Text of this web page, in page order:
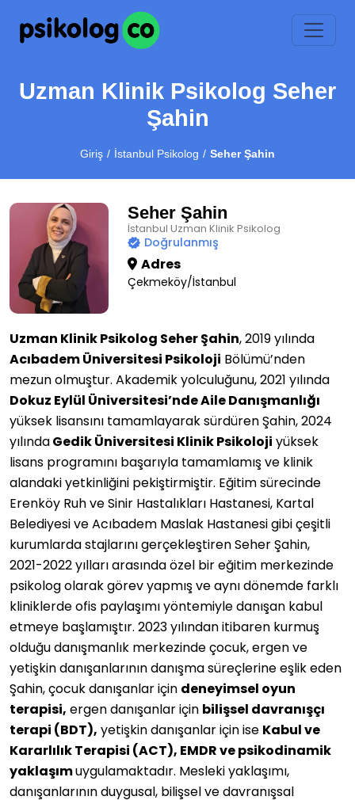
Uzman Klinik Psikolog Seher
Şahin
Giriş İstanbul Psikolog Seher Şahin
Seher Şahin
İstanbul Uzman Klinik Psikolog
Doğrulanmış
Adres
Çekmeköy/İstanbul
Uzman Klinik Psikolog Seher Şahin, 2019 yılında
Acıbadem Üniversitesi Psikoloji Bölümü’nden
mezun olmuştur. Akademik yolculuğunu, 2021 yılında
Dokuz Eylül Üniversitesi’nde Aile Danışmanlığı
yüksek lisansını tamamlayarak sürdüren Şahin, 2024
yılında Gedik Üniversitesi Klinik Psikoloji yüksek
lisans programını başarıyla tamamlamış ve klinik
alandaki yetkinliğini pekiştirmiştir. Eğitim sürecinde
Erenköy Ruh ve Sinir Hastalıkları Hastanesi, Kartal
Belediyesi ve Acıbadem Maslak Hastanesi gibi çeşitli
kurumlarda stajlarını gerçekleştiren Seher Şahin,
2021-2022 yılları arasında özel bir eğitim merkezinde
psikolog olarak görev yapmış ve aynı dönemde farklı
kliniklerde ofis paylaşımı yöntemiyle danışan kabul
etmeye başlamıştır. 2023 yılından itibaren kurmuş
olduğu danışmanlık merkezinde çocuk, ergen ve
yetişkin danışanlarının danışma süreçlerine eşlik eden
Şahin, çocuk danışanlar için deneyimsel oyun
terapisi, ergen danışanlar için bilişsel davranışçı
terapi (BDT), yetişkin danışanlar için ise Kabul ve
Kararlılık Terapisi (ACT), EMDR ve psikodinamik
yaklaşımuygulamaktadır. Mesleki yaklaşımı,
danışanlarının duygusal, bilişsel ve davranışsal